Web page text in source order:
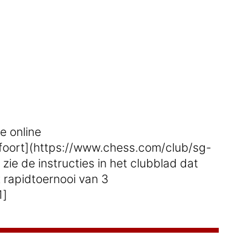
online
www.chess.com/club/sg-
de instructies in het clubblad dat
van 3